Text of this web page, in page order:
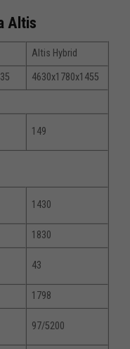
Altis
Altis Hybrid
4630x1780x1455
149
1430
1830
43
1798
97/5200